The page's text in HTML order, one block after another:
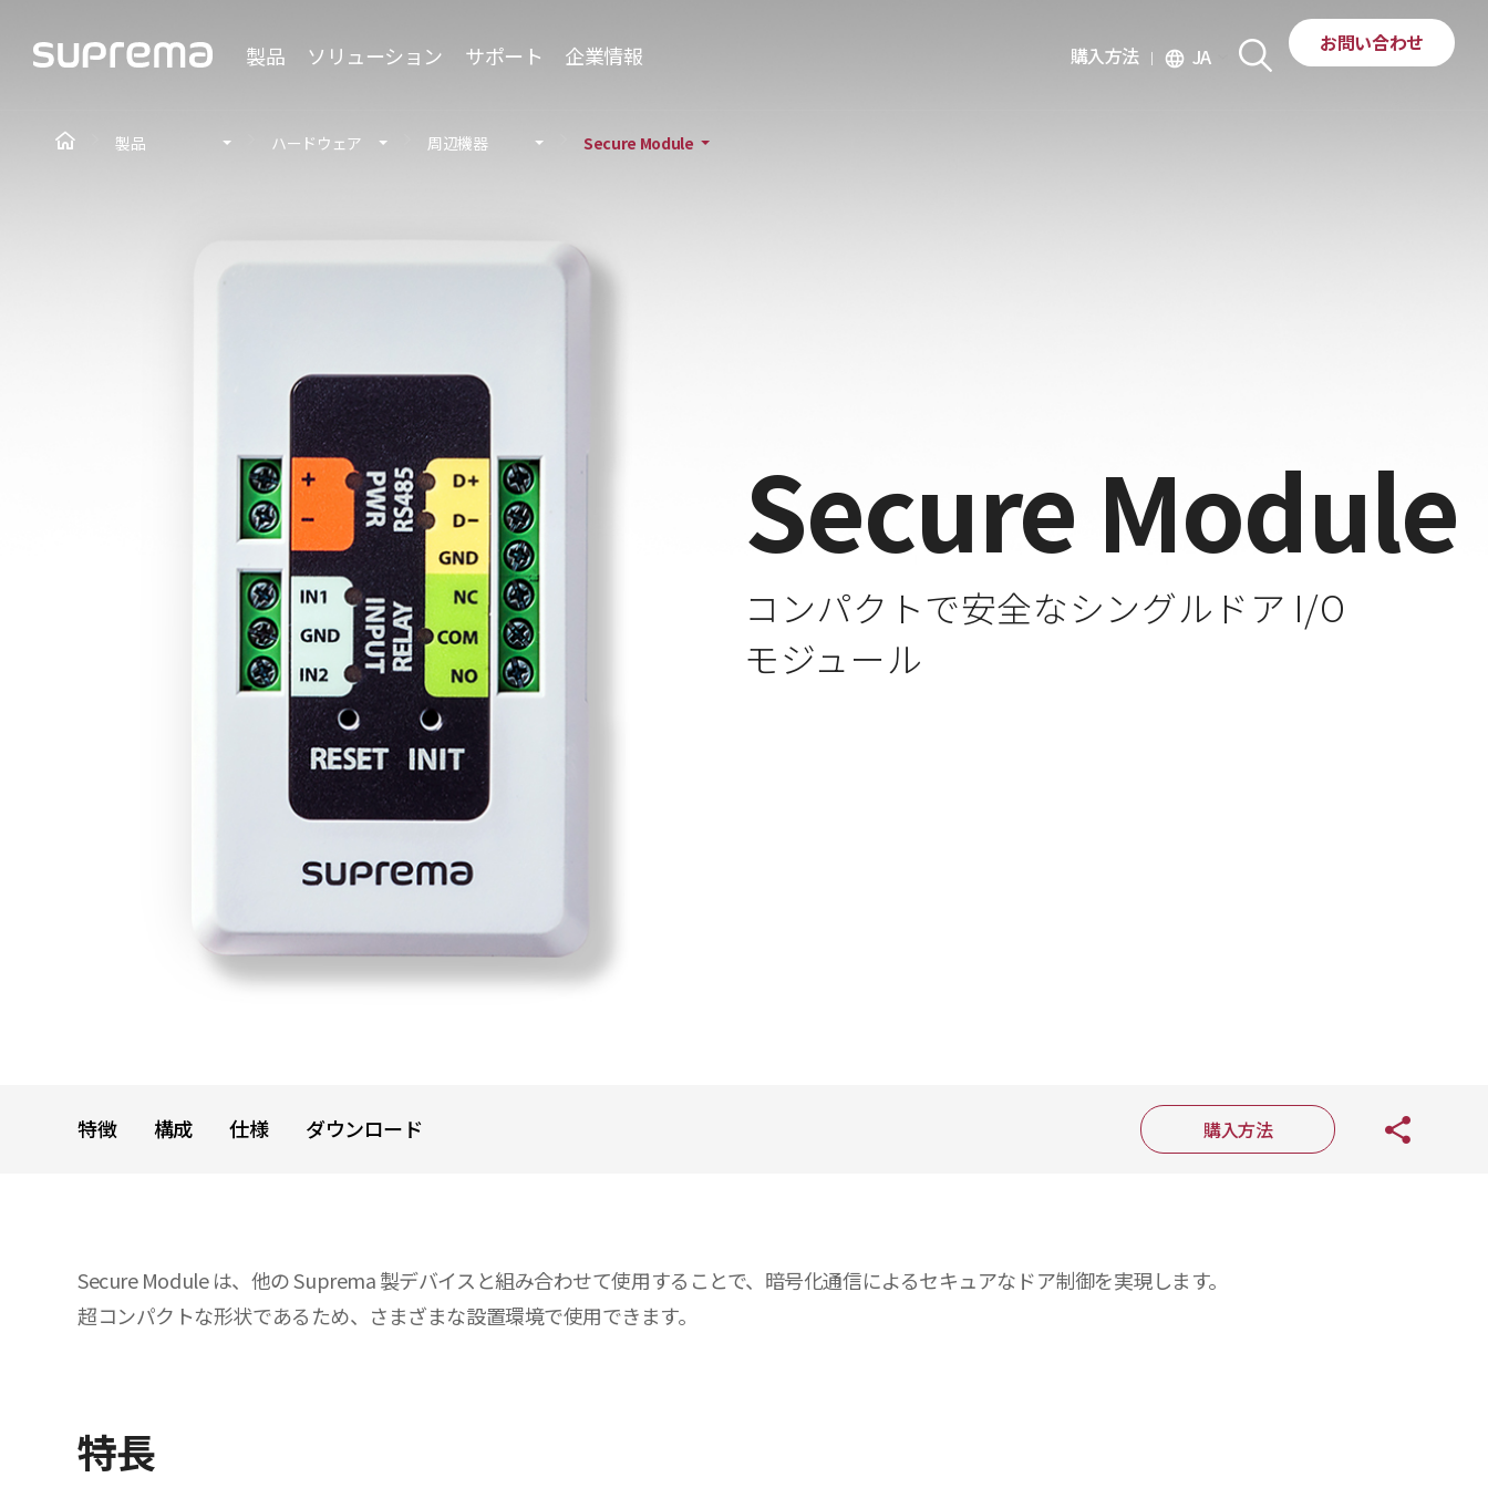
製品 ソリューション サポート 企業情報 購入方法 language JA
お問い合わせ
Secure Module
コンパクトで安全なシングルドア I/O
モジュール
製品 ハードウェア 周辺機器 Secure Module
特徴 構成 仕様 ダウンロード 購入方法
Secure Module は、他の Suprema 製デバイスと組み合わせて使用することで、暗号化通信によるセキュアなドア制御を実現します。
超コンパクトな形状であるため、さまざまな設置環境で使用できます。
特長